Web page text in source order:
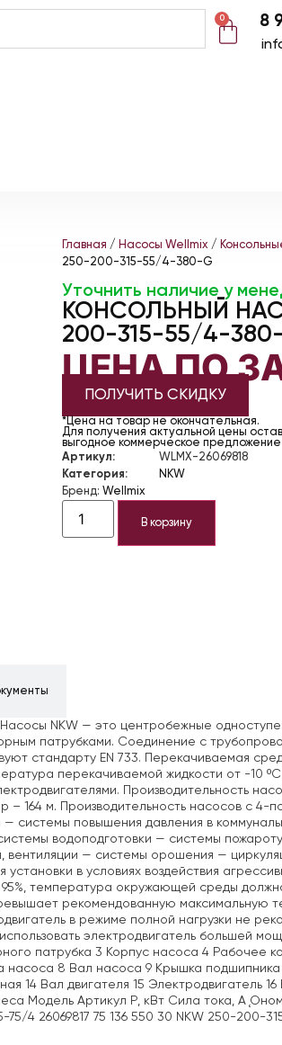
0 8
Главная / Насосы Wellmix/
250-200-315-55/4-380-G
Уточнить наличие у
КОНСОЛЬНЫЙ
200-315-55/4-
ЦЕНА ПО
ПОЛУЧИТЬ СКИДКУ
*Цена на товар не окончательная.
Для получения актуальной цены
выгодное коммерческое предложение
Артикул:
WLMX-26069818
Категория:
NKW
Бренд: Wellmix
В корзину
Насосы NKW — это центробежные
патрубками. Соединение с
стандарту EN 733. Перекачиваемая
перекачиваемой жидкости от -10
Производительность
– 164 м. Производительность насосов с 4-
системы повышения давления в
водоподготовки — системы
вентиляции — системы орошения —
в условиях воздействия
температура окружающей среды
рекомендованную максимальную
в режиме полной нагрузки не
электродвигатель большей
патрубка 3 Корпус насоса 4 Рабочее
насоса 8 Вал насоса 9 Крышка
14 Вал двигателя 15 Электродвигатель
Модель Артикул Р, кВт Сила тока, А
4 26069817 75 136 550 30 NKW 250-200-